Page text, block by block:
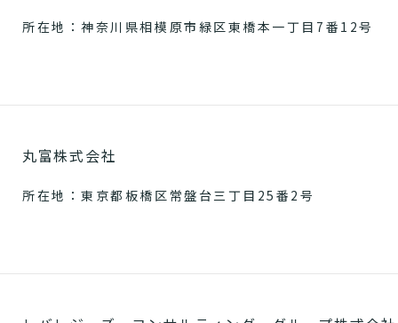
所在地：神奈川県相模原市緑区東橋本一丁目7番12号
丸富株式会社
所在地：東京都板橋区常盤台三丁目25番2号